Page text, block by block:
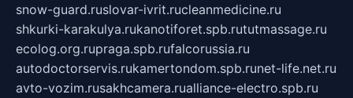
snow-guard.ruslovar-ivrit.rucleanmedicine.ru
shkurki-karakulya.rukanotiforet.spb.rututmassage.ru
ecolog.org.rupraga.spb.rufalcorussia.ru
autodoctorservis.rukamertondom.spb.runet-life.net.ru
avto-vozim.rusakhcamera.rualliance-electro.spb.ru